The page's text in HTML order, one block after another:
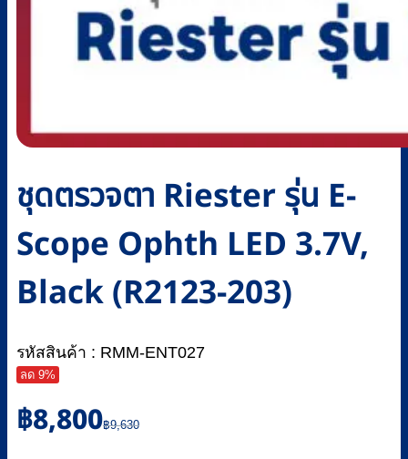
ชุดตรวจตา Riester รุ่น E-
Scope Ophth LED 3.7V,
Black (R2123-203)
รหัสสินค้า : RMM-ENT027
ลด 9%
฿9,630
Original
price
฿8,800
Current
price